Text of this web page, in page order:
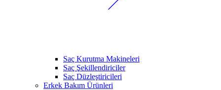
Saç Kurutma Makineleri
Saç Şekillendiriciler
Saç Düzleştiricileri
Erkek Bakım Ürünleri